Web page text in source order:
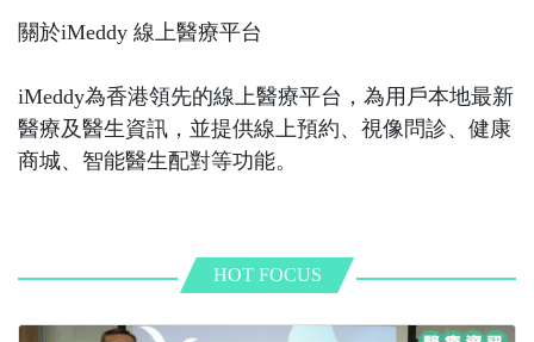
關於iMeddy 線上醫療平台
iMeddy為香港領先的線上醫療平台，為用戶本地最新
醫療及醫生資訊，並提供線上預約、視像問診、健康
商城、智能醫生配對等功能。
HOT FOCUS